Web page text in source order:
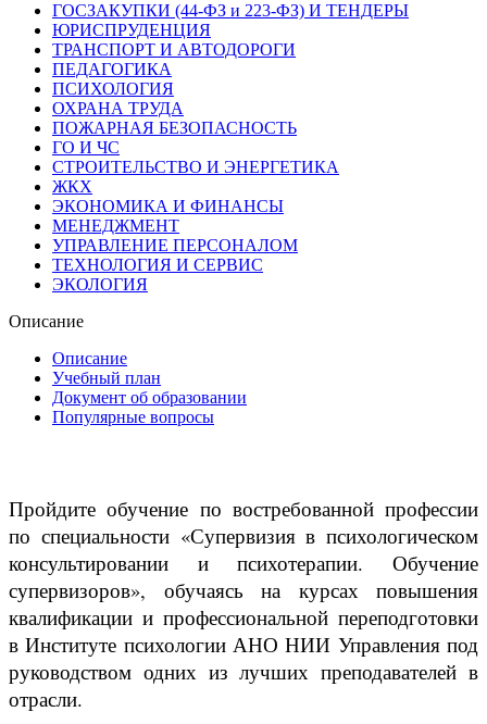
ГОСЗАКУПКИ (44-ФЗ и 223-ФЗ) И ТЕНДЕРЫ
ЮРИСПРУДЕНЦИЯ
ТРАНСПОРТ И АВТОДОРОГИ
ПЕДАГОГИКА
ПСИХОЛОГИЯ
ОХРАНА ТРУДА
ПОЖАРНАЯ БЕЗОПАСНОСТЬ
ГО И ЧС
СТРОИТЕЛЬСТВО И ЭНЕРГЕТИКА
ЖКХ
ЭКОНОМИКА И ФИНАНСЫ
МЕНЕДЖМЕНТ
УПРАВЛЕНИЕ ПЕРСОНАЛОМ
ТЕХНОЛОГИЯ И СЕРВИС
ЭКОЛОГИЯ
Описание
Описание
Учебный план
Документ об образовании
Популярные вопросы
Пройдите обучение по востребованной профессии
по специальности «Супервизия в психологическом
консультировании и психотерапии. Обучение
супервизоров», обучаясь на курсах повышения
квалификации и профессиональной переподготовки
в Институте психологии АНО НИИ Управления под
руководством одних из лучших преподавателей в
отрасли.